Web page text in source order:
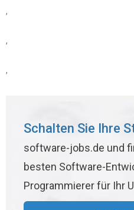
,
,
,
Schalten Sie Ihre
software-jobs.de und
besten Software-
Programmierer für Ihr